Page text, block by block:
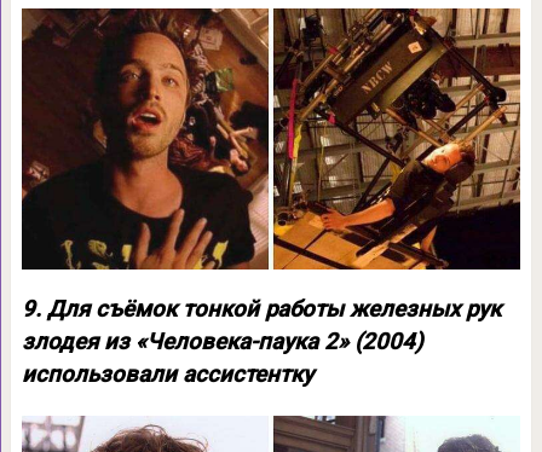
9. Для съёмок тонкой работы железных рук
злодея из «Человека-паука 2» (2004)
использовали ассистентку